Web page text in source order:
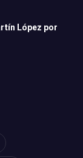
López por